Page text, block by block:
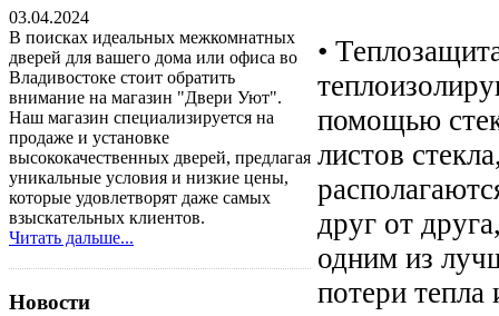
03.04.2024
В поисках идеальных межкомнатных
дверей для вашего дома или офиса во
Владивостоке стоит обратить
внимание на магазин "Двери Уют".
Наш магазин специализируется на
продаже и установке
высококачественных дверей, предлагая
уникальные условия и низкие цены,
которые удовлетворят даже самых
взыскательных клиентов.
Читать дальше...
Новости
•
помощью
листов
друг от
одним из
потери тепла